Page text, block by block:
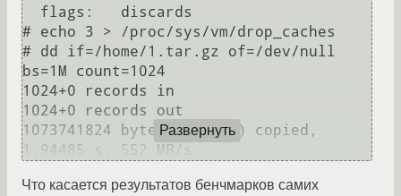
# echo 3 > /proc/sys/vm/drop_caches
# dd if=/home/1.tar.gz of=/dev/null
bs=1M count=1024
1024+0 records in
1024+0 records out
1073741824 bytes (1.1 GB) copied,
Развернуть
Что касается результатов бенчмарков самих